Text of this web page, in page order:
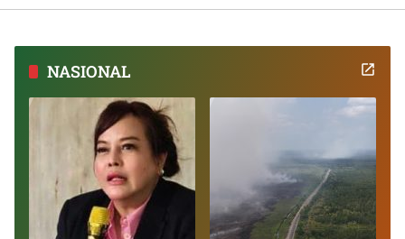
NASIONAL